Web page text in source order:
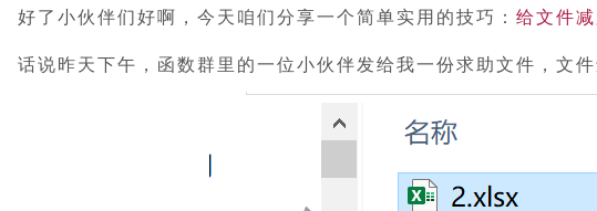
好了小伙伴们好啊，今天咱们分享一个简单实用的技巧： 给文件
话说昨天下午，函数群里的一位小伙伴发给我一份求助文件，文